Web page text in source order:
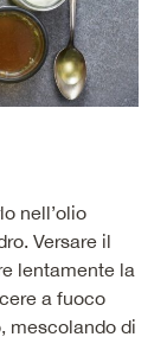
nell’olio
Versare il
lentamente la
a fuoco
mescolando di